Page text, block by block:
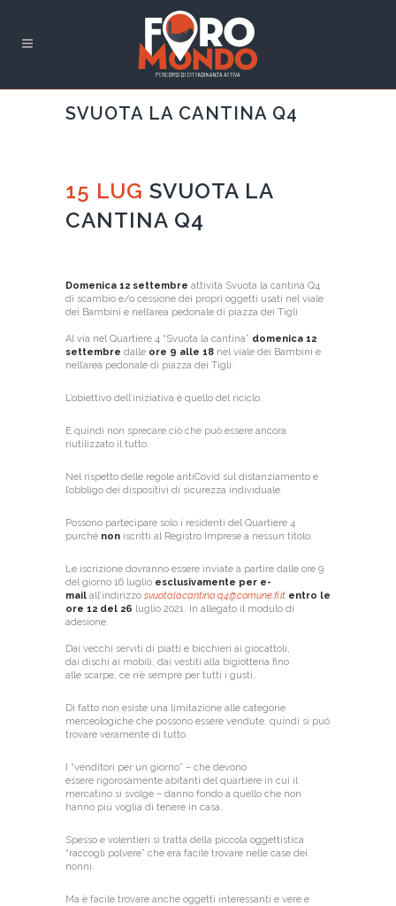
SVUOTA LA CANTINA Q4
15 LUG SVUOTA LA
CANTINA Q4
Domenica 12 settembre attività Svuota la cantina Q4
di scambio e/o cessione dei propri oggetti usati nel viale
dei Bambini e nell’area pedonale di piazza dei Tigli
Al via nel Quartiere 4 “Svuota la cantina” domenica 12
settembre dalle ore 9 alle 18 nel viale dei Bambini e
nell’area pedonale di piazza dei Tigli.
L’obiettivo dell’iniziativa è quello del riciclo.
E quindi non sprecare ciò che può essere ancora
riutilizzato il tutto.
Nel rispetto delle regole antiCovid sul distanziamento e
l’obbligo dei dispositivi di sicurezza individuale.
Possono partecipare solo i residenti del Quartiere 4
purché non iscritti al Registro Imprese a nessun titolo.
Le iscrizione dovranno essere inviate a partire dalle ore 9
del giorno 16 luglio esclusivamente per e-
mail all’indirizzo svuotalacantina.q4@comune.fi.it entro le
ore 12 del 26 luglio 2021. In allegato il modulo di
adesione.
Dai vecchi serviti di piatti e bicchieri ai giocattoli,
dai dischi ai mobili, dai vestiti alla bigiotteria fino
alle scarpe, ce n’è sempre per tutti i gusti.
Di fatto non esiste una limitazione alle categorie
merceologiche che possono essere vendute, quindi si può
trovare veramente di tutto.
I “venditori per un giorno” – che devono
essere rigorosamente abitanti del quartiere in cui il
mercatino si svolge – danno fondo a quello che non
hanno più voglia di tenere in casa.
Spesso e volentieri si tratta della piccola oggettistica
“raccogli polvere” che era facile trovare nelle case dei
nonni.
Ma è facile trovare anche oggetti interessanti e vere e